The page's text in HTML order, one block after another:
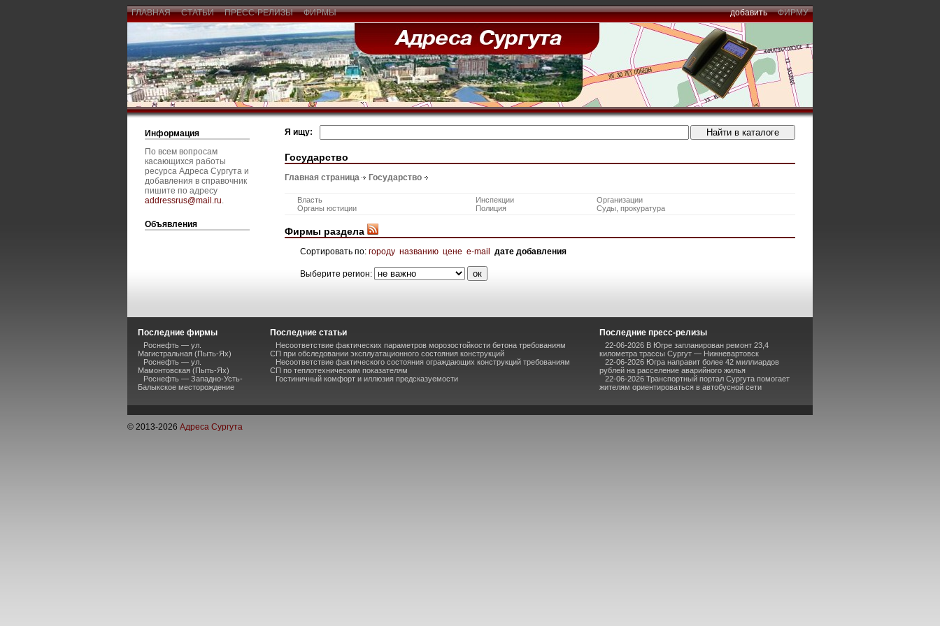
ГЛАВНАЯ СТАТЬИ ПРЕСС-РЕЛИЗЫ ФИРМЫ добавить ФИРМУ
Информация
По всем вопросам
касающихся работы
ресурса Адреса Сургута и
добавления в справочник
пишите по адресу
addressrus@mail.ru.
Объявления
Я ищу:
Государство
Главная страница Государство
Власть Инспекции
Организации
Органы юстиции
Полиция Суды, прокуратура
Фирмы раздела
Сортировать по: городу названию цене e-mail дате добавления
Выберите регион:
Последние фирмы
Роснефть — ул.
Магистральная (Пыть-Ях)
Роснефть — ул.
Мамонтовская (Пыть-Ях)
Роснефть — Западно-Усть-
Балыкское месторождение
Последние статьи
Несоответствие фактических параметров морозостойкости бетона требованиям
СП при обследовании эксплуатационного состояния конструкций
Несоответствие фактического состояния ограждающих конструкций требованиям
СП по теплотехническим показателям
Гостиничный комфорт и иллюзия предсказуемости
Последние пресс-релизы
22-06-2026 В Югре запланирован ремонт 23,4
километра трассы Сургут — Нижневартовск
22-06-2026 Югра направит более 42 миллиардов
рублей на расселение аварийного жилья
22-06-2026 Транспортный портал Сургута помогает
жителям ориентироваться в автобусной сети
© 2013-2026 Адреса Сургута